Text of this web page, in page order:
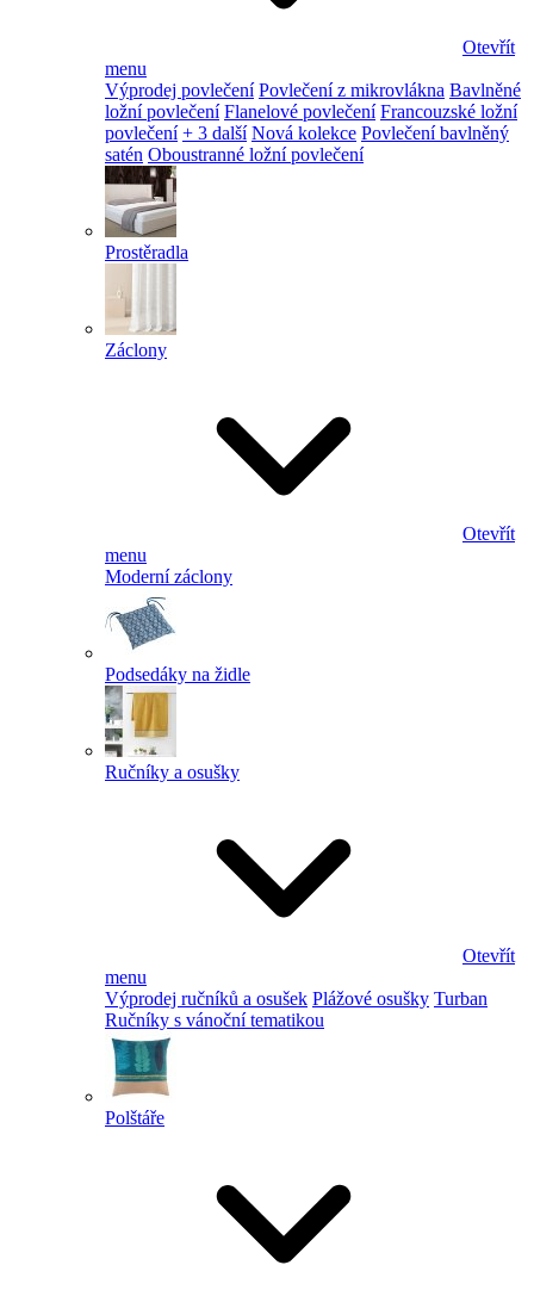
Otevřít
menu
Výprodej povlečení Povlečení z mikrovlákna Bavlněné
ložní povlečení Flanelové povlečení Francouzské ložní
povlečení + 3 další Nová kolekce Povlečení bavlněný
satén Oboustranné ložní povlečení
Prostěradla
Záclony
Otevřít
menu
Moderní záclony
Podsedáky na židle
Ručníky a osušky
Otevřít
menu
Výprodej ručníků a osušek Plážové osušky Turban
Ručníky s vánoční tematikou
Polštáře